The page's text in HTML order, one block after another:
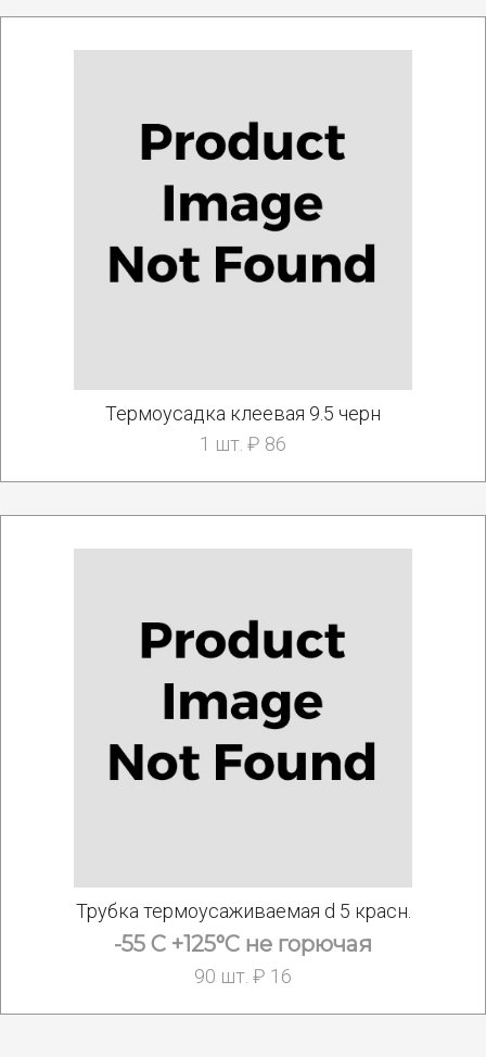
Термоусадка клеевая 9.5 черн
1 шт. ₽ 86
Трубка термоусаживаемая d 5 красн.
-55 С +125°С не горючая
90 шт. ₽ 16